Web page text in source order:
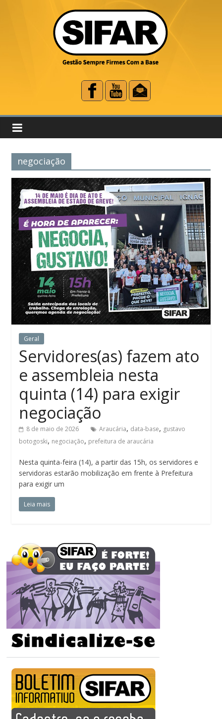
negociação
Geral
Servidores(as) fazem ato
e assembleia nesta
quinta (14) para exigir
negociação
8 de maio de 2026 Araucária, data-base, gustavo
botogoski, negociação, prefeitura de araucária
Nesta quinta-feira (14), a partir das 15h, os servidores e
servidoras estarão mobilização em frente à Prefeitura
para exigir um
Leia mais